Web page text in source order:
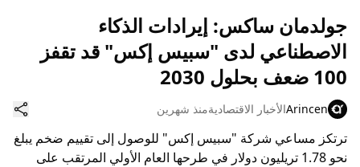
جولدمان ساكس: إيرادات الذكاء
الاصطناعي لدى "سبيس إكس" قد تقفز
100 ضعف بحلول 2030
Arincenالأخبار الاقتصاديةمنذ شهرين
ترتكز مساعي شركة "سبيس إكس" للوصول إلى تقييم ضخم يبلغ
نحو 1.78 تريليون دولار في طرحها العام الأولي المرتقب على